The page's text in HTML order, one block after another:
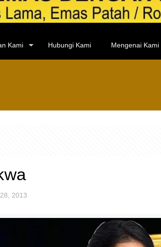
Kami Hubungi Kami Mengenai Kami
2013